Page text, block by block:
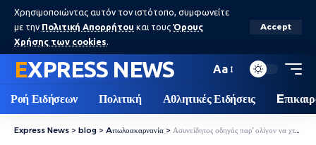
Χρησιμοποιώντας αυτόν τον ιστότοπο, συμφωνείτε
με την Πολιτική Απορρήτου και τους Όρους
Χρήσης των cookies.
Accept
EXPRESS NEWS Aa
Ροή Ειδήσεων Πολιτική Αθλητικές Ειδήσεις
Express News > blog > Aιτωλοακαρνανία > Ασυνείδητος οδηγός παρ’ ολίγον να χτυπήσει οικογένεια με μωρό στο Αγρίνιο (video)